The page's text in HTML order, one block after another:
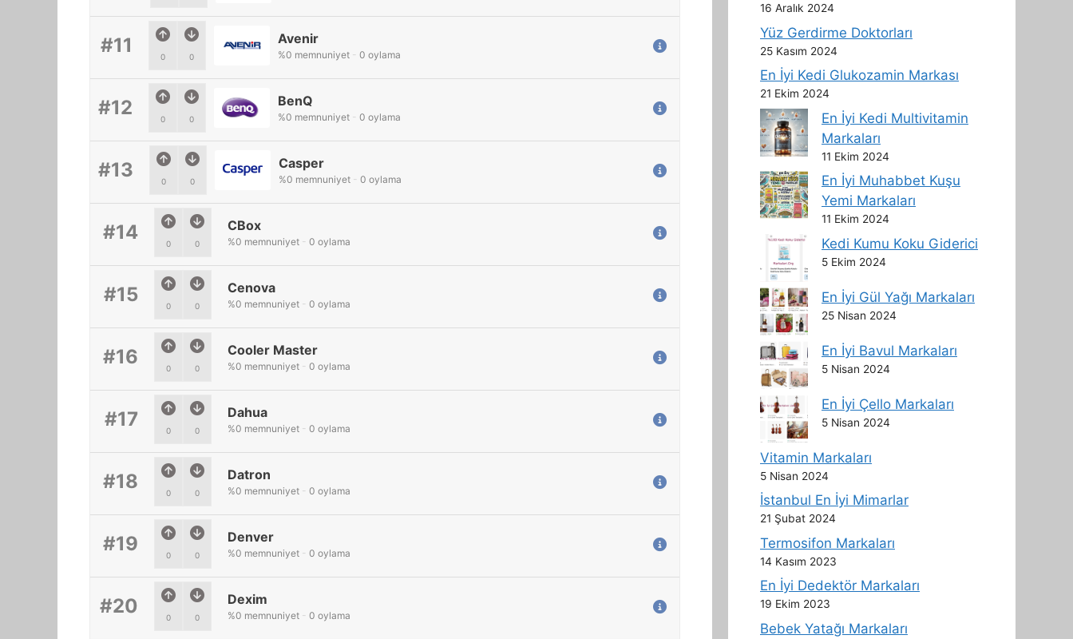
#11 0 0
Avenir
%0 memnuniyet - 0 oylama
#12 0 0
BenQ
%0 memnuniyet - 0 oylama
#13 0 0
Casper
%0 memnuniyet - 0 oylama
#14 0 0
CBox
%0 memnuniyet - 0 oylama
#15 0 0
Cenova
%0 memnuniyet - 0 oylama
#16 0 0
Cooler Master
%0 memnuniyet - 0 oylama
#17 0 0
Dahua
%0 memnuniyet - 0 oylama
#18 0 0
Datron
%0 memnuniyet - 0 oylama
#19 0 0
Denver
%0 memnuniyet - 0 oylama
#20 0 0
Dexim
%0 memnuniyet - 0 oylama
16 Aralık 2024
Yüz Gerdirme Doktorları
25 Kasım 2024
En İyi Kedi Glukozamin Markası
21 Ekim 2024
En İyi Kedi Multivitamin
Markaları
11 Ekim 2024
En İyi Muhabbet Kuşu
Yemi Markaları
11 Ekim 2024
Kedi Kumu Koku Giderici
5 Ekim 2024
En İyi Gül Yağı Markaları
25 Nisan 2024
En İyi Bavul Markaları
5 Nisan 2024
En İyi Çello Markaları
5 Nisan 2024
Vitamin Markaları
5 Nisan 2024
İstanbul En İyi Mimarlar
21 Şubat 2024
Termosifon Markaları
14 Kasım 2023
En İyi Dedektör Markaları
19 Ekim 2023
Bebek Yatağı Markaları